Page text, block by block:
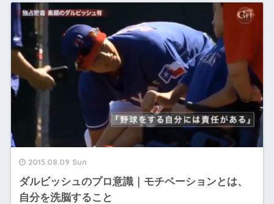
2015.08.09 Sun
ダルビッシュのプロ意識｜モチベーションとは、
自分を洗脳すること